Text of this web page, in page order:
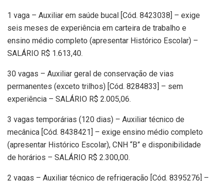
1 vaga – Auxiliar em saúde bucal [Cód. 8423038] – exige
seis meses de experiência em carteira de trabalho e
ensino médio completo (apresentar Histórico Escolar) –
SALÁRIO R$ 1.613,40.
30 vagas – Auxiliar geral de conservação de vias
permanentes (exceto trilhos) [Cód. 8284833] – sem
experiência – SALÁRIO R$ 2.005,06.
3 vagas temporárias (120 dias) – Auxiliar técnico de
mecânica [Cód. 8438421] – exige ensino médio completo
(apresentar Histórico Escolar), CNH “B” e disponibilidade
de horários – SALÁRIO R$ 2.300,00.
2 vagas – Auxiliar técnico de refrigeração [Cód. 8395276] –